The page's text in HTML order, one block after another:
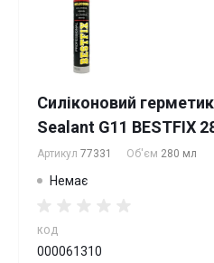
Силіконовий
Sealant G11 BESTFIX
Артикул 77331 Об'єм 280 мл
Немає
КОД
000061310